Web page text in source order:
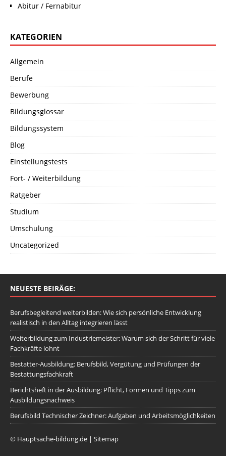
Abitur / Fernabitur
KATEGORIEN
Allgemein
Berufe
Bewerbung
Bildungsglossar
Bildungssystem
Blog
Einstellungstests
Fort- / Weiterbildung
Ratgeber
Studium
Umschulung
Uncategorized
NEUESTE BEIRÄGE:
Berufsbegleitend weiterbilden: Wie sich persönliche Entwicklung
realistisch in den Alltag integrieren lässt
Weiterbildung zum Industriemeister: Warum sich der Schritt für viele
Fachkräfte lohnt
Bestatter-Ausbildung: Berufsbild, Vergütung und Prüfungen der
Bestattungsfachkraft
Berichtsheft in der Ausbildung: Pflicht, Formen und Tipps zum
Ausbildungsnachweis
Berufsbild Technischer Zeichner: Aufgaben und Arbeitsmöglichkeiten
© Hauptsache-bildung.de | Sitemap